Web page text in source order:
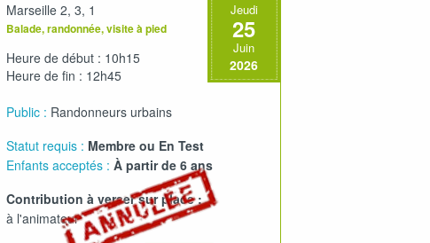
Jeudi
25
Juin
2026
Marseille 2, 3, 1
Balade, randonnée, visite à pied
Heure de début : 10h15
Heure de fin : 12h45
Public : Randonneurs urbains
Statut requis : Membre ou En Test
Enfants acceptés : À partir de 6 ans
Contribution à verser sur place :
à l'animateur